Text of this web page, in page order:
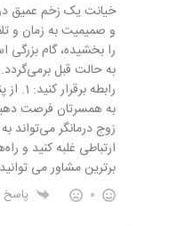
خیانت یک زخم عمیق در
و صمیمیت به زمان و
را بخشیده، گام
به حالت قبل
زوج درمانگر می‌تواند
ارتباطی غلبه کنید و
برترین مشاور می توانید
0 پاسخ